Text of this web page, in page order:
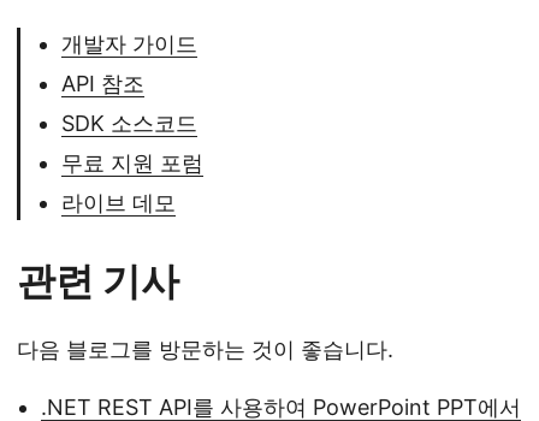
개발자 가이드
API 참조
SDK 소스코드
무료 지원 포럼
라이브 데모
관련 기사
다음 블로그를 방문하는 것이 좋습니다.
.NET REST API를 사용하여 PowerPoint PPT에서